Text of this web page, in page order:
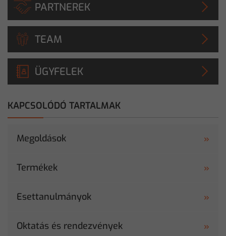
KAPCSOLÓDÓ TARTALMAK
Megoldások
Termékek
Esettanulmányok
Oktatás és rendezvények
PARTNEREK
TEAM
ÜGYFELEK